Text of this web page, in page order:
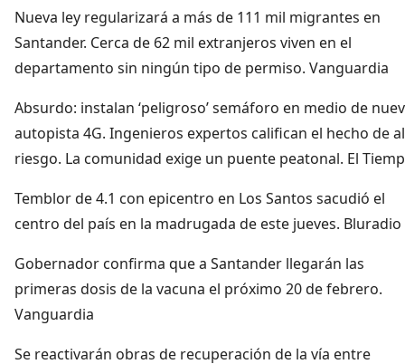
Nueva ley regularizará a más de 111 mil migrantes en
Santander. Cerca de 62 mil extranjeros viven en el
departamento sin ningún tipo de permiso. Vanguardia
Absurdo: instalan ‘peligroso’ semáforo en medio de
autopista 4G. Ingenieros expertos califican el hecho de
riesgo. La comunidad exige un puente peatonal. El
Temblor de 4.1 con epicentro en Los Santos sacudió el
centro del país en la madrugada de este jueves. Bluradio
Gobernador confirma que a Santander llegarán las
primeras dosis de la vacuna el próximo 20 de febrero.
Vanguardia
Se reactivarán obras de recuperación de la vía entre